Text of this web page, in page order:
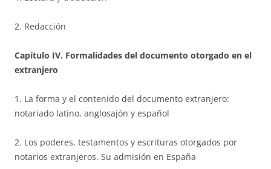
2. Redacción
Capítulo IV. Formalidades del documento otorgado en el
extranjero
1. La forma y el contenido del documento extranjero:
notariado latino, anglosajón y español
2. Los poderes, testamentos y escrituras otorgados por
notarios extranjeros. Su admisión en España